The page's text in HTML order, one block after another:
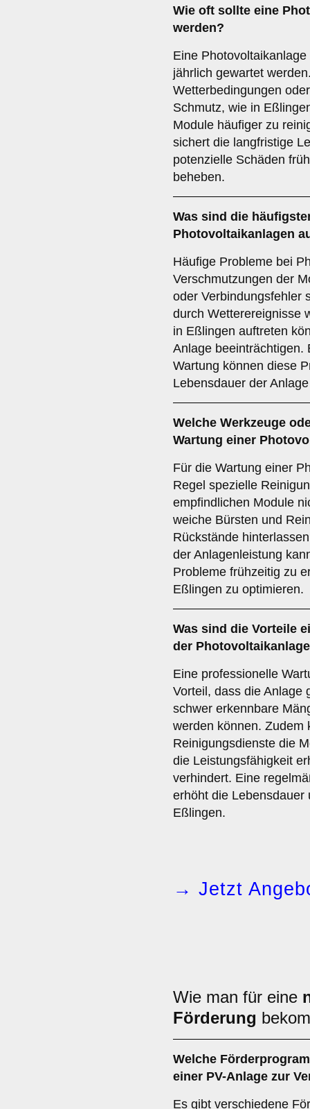
Wie oft sollte eine
werden?
Eine
jährlich gewartet
Wetterbedingungen
Schmutz, wie in
Module häufiger zu
sichert die langfristige
potenzielle Schäden
beheben.
Was sind die
Photovoltaikanlagen
Häufige Probleme bei
Verschmutzungen der
oder Verbindungsfehler
durch Wetterereignisse
in Eßlingen auftreten
Anlage beeinträchtigen.
Wartung können diese
Lebensdauer der
Welche Werkzeuge
Wartung einer
Für die Wartung einer
Regel spezielle
empfindlichen Module
weiche Bürsten und
Rückstände
der Anlagenleistung
Probleme frühzeitig zu
Eßlingen zu optimieren.
Was sind die Vorteile
der
Eine professionelle
Vorteil, dass die Anlage
schwer erkennbare
werden können. Zudem
Reinigungsdienste die
die Leistungsfähigkeit
verhindert. Eine
erhöht die Lebensdauer
Eßlingen.
→ Jetzt
Wie man für eine
Förderung
Welche
einer PV-Anlage zur
Es gibt verschiedene